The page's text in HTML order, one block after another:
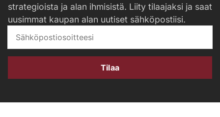
strategioista ja alan ihmisistä. Liity tilaajaksi ja saat
uusimmat kaupan alan uutiset sähköpostiisi.
Tilaa